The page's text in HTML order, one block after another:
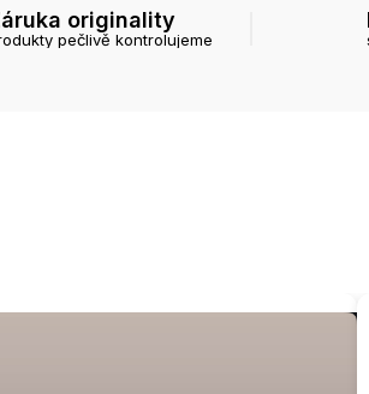
originality
pečlivě kontrolujeme